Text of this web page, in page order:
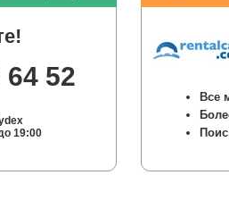
64 52
19:00
Все